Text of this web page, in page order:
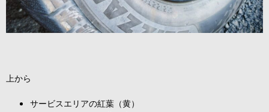
上から
サービスエリアの紅葉（黄）